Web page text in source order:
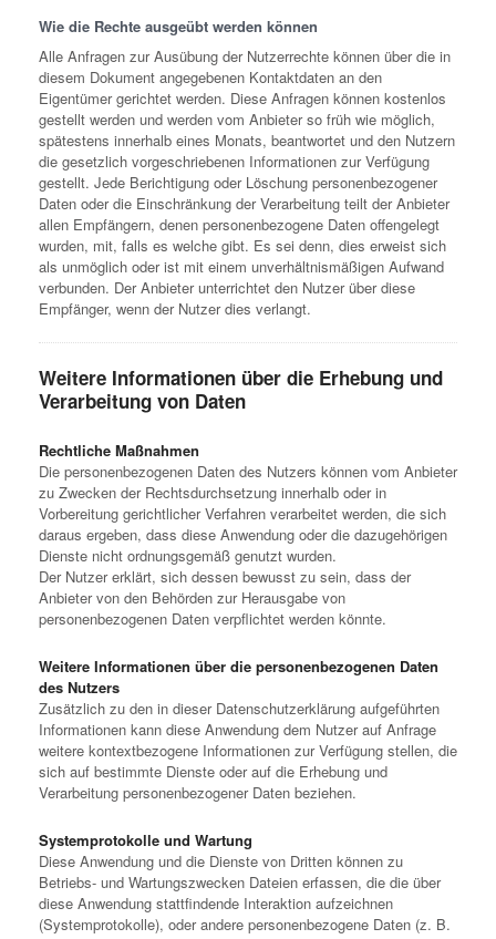
Wie die Rechte ausgeübt werden können
Alle Anfragen zur Ausübung der Nutzerrechte können über die in
diesem Dokument angegebenen Kontaktdaten an den
Eigentümer gerichtet werden. Diese Anfragen können kostenlos
gestellt werden und werden vom Anbieter so früh wie möglich,
spätestens innerhalb eines Monats, beantwortet und den Nutzern
die gesetzlich vorgeschriebenen Informationen zur Verfügung
gestellt. Jede Berichtigung oder Löschung personenbezogener
Daten oder die Einschränkung der Verarbeitung teilt der Anbieter
allen Empfängern, denen personenbezogene Daten offengelegt
wurden, mit, falls es welche gibt. Es sei denn, dies erweist sich
als unmöglich oder ist mit einem unverhältnismäßigen Aufwand
verbunden. Der Anbieter unterrichtet den Nutzer über diese
Empfänger, wenn der Nutzer dies verlangt.
Weitere Informationen über die Erhebung und
Verarbeitung von Daten
Rechtliche Maßnahmen
Die personenbezogenen Daten des Nutzers können vom Anbieter
zu Zwecken der Rechtsdurchsetzung innerhalb oder in
Vorbereitung gerichtlicher Verfahren verarbeitet werden, die sich
daraus ergeben, dass diese Anwendung oder die dazugehörigen
Dienste nicht ordnungsgemäß genutzt wurden.
Der Nutzer erklärt, sich dessen bewusst zu sein, dass der
Anbieter von den Behörden zur Herausgabe von
personenbezogenen Daten verpflichtet werden könnte.
Weitere Informationen über die personenbezogenen Daten
des Nutzers
Zusätzlich zu den in dieser Datenschutzerklärung aufgeführten
Informationen kann diese Anwendung dem Nutzer auf Anfrage
weitere kontextbezogene Informationen zur Verfügung stellen, die
sich auf bestimmte Dienste oder auf die Erhebung und
Verarbeitung personenbezogener Daten beziehen.
Systemprotokolle und Wartung
Diese Anwendung und die Dienste von Dritten können zu
Betriebs- und Wartungszwecken Dateien erfassen, die die über
diese Anwendung stattfindende Interaktion aufzeichnen
(Systemprotokolle), oder andere personenbezogene Daten (z. B.